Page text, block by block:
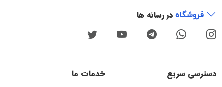
فروشگاه در رسانه ها
دسترسی سریع خدمات ما